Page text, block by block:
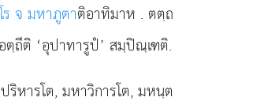
ร จ มหาภูตาติอาทิมาห . ตตฺถ
ตฺถีติ ‘อุปาทารูปํ’ สมฺปิณฺเฑติ.
หารโต, มหาวิการโต, มหนฺต